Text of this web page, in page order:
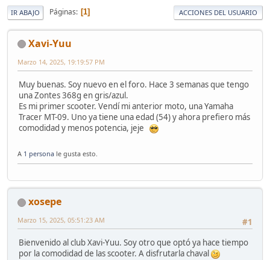
IR ABAJO Páginas 1 ACCIONES DEL USUARIO
Xavi-Yuu
Marzo 14, 2025, 19:19:57 PM
Muy buenas. Soy nuevo en el foro. Hace 3 semanas que tengo
una Zontes 368g en gris/azul.
Es mi primer scooter. Vendí mi anterior moto, una Yamaha
Tracer MT-09. Uno ya tiene una edad (54) y ahora prefiero más
comodidad y menos potencia, jeje
A 1 persona le gusta esto.
xosepe
#1
Marzo 15, 2025, 05:51:23 AM
Bienvenido al club Xavi-Yuu. Soy otro que optó ya hace tiempo
por la comodidad de las scooter. A disfrutarla chaval